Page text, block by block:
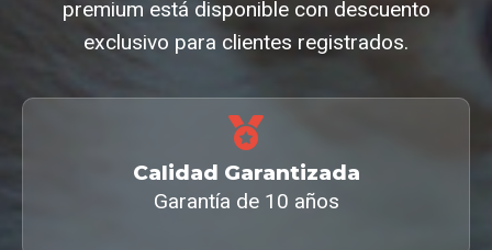
premium está disponible con descuento
exclusivo para clientes registrados.
Calidad Garantizada
Garantía de 10 años